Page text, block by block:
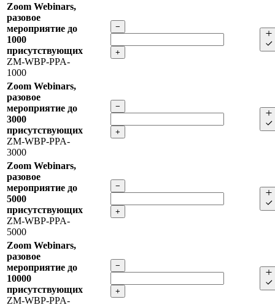
Zoom Webinars,
разовое
мероприятие до
1000
присутствующих
ZM-WBP-PPA-
1000
−
+
Zoom Webinars,
разовое
мероприятие до
3000
присутствующих
ZM-WBP-PPA-
3000
−
+
Zoom Webinars,
разовое
мероприятие до
5000
присутствующих
ZM-WBP-PPA-
5000
−
+
Zoom Webinars,
разовое
мероприятие до
10000
присутствующих
ZM-WBP-PPA-
−
+